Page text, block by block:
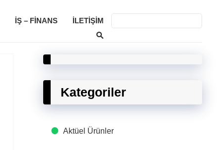
İŞ – FINANS İLETIŞIM
Kategoriler
Aktüel Ürünler